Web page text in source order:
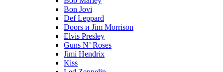
Bon Jovi
Def Leppard
Doors и Jim Morrison
Elvis Presley
Guns N’ Roses
Jimi Hendrix
Kiss